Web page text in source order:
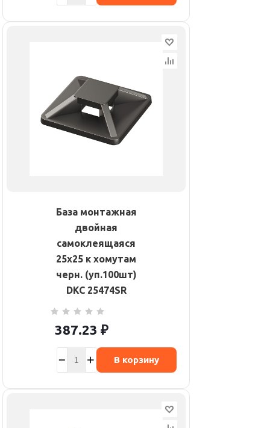
База монтажная
двойная
самоклеящаяся
25х25 к хомутам
черн. (уп.100шт)
DKC 25474SR
387.23 ₽
В корзину